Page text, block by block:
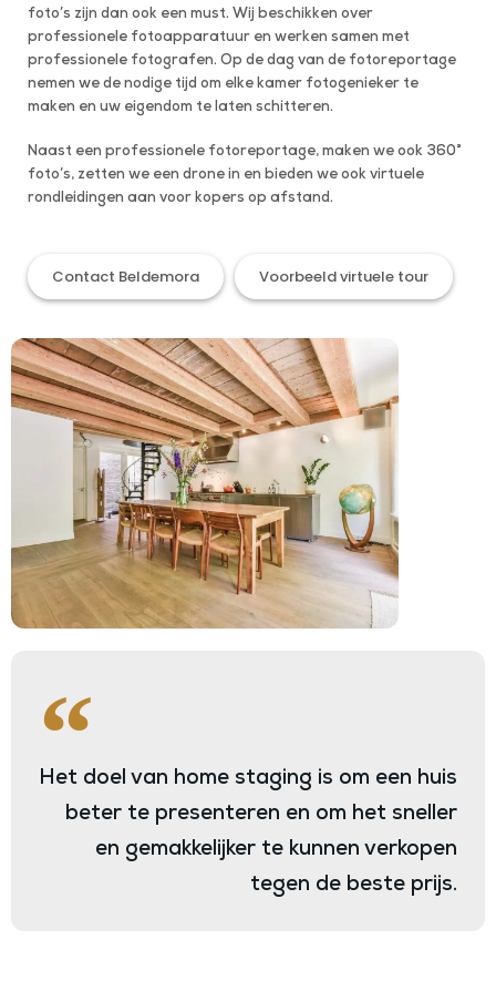
Het doel van home staging is om een huis
beter te presenteren en om het sneller
en gemakkelijker te kunnen verkopen
tegen de beste prijs.
foto’s zijn dan ook een must. Wij beschikken over
professionele fotoapparatuur en werken samen met
professionele fotografen. Op de dag van de fotoreportage
nemen we de nodige tijd om elke kamer fotogenieker te
maken en uw eigendom te laten schitteren.
Naast een professionele fotoreportage, maken we ook 360°
foto’s, zetten we een drone in en bieden we ook virtuele
rondleidingen aan voor kopers op afstand.
Contact Beldemora Voorbeeld virtuele tour